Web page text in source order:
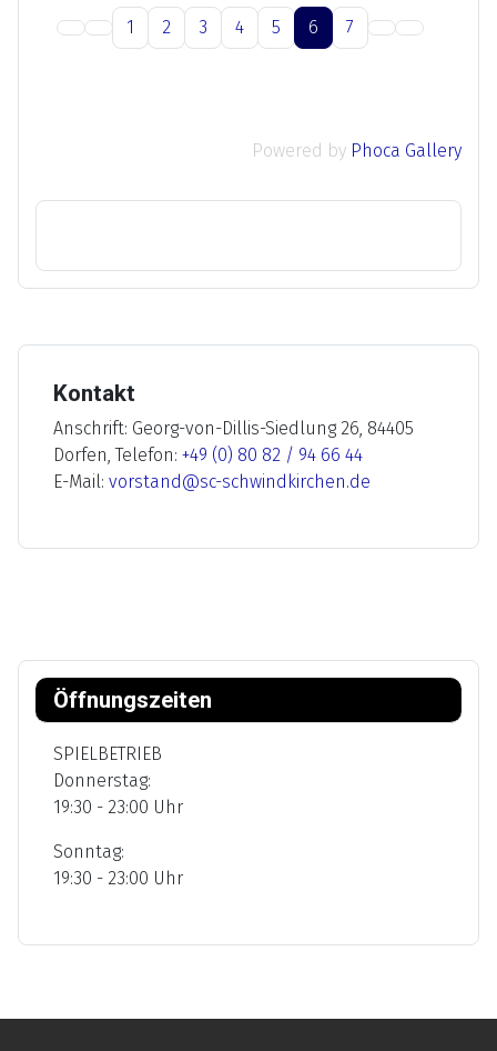
1 2 3 4 5 6 7
Powered by Phoca Gallery
Kontakt
Anschrift: Georg-von-Dillis-Siedlung 26, 84405
Dorfen, Telefon: +49 (0) 80 82 / 94 66 44
E-Mail: vorstand@sc-schwindkirchen.de
Öffnungszeiten
SPIELBETRIEB
Donnerstag:
19:30 - 23:00 Uhr
Sonntag:
19:30 - 23:00 Uhr